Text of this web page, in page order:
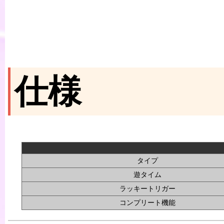
仕様
タイプ
遊タイム
ラッキートリガー
コンプリート機能